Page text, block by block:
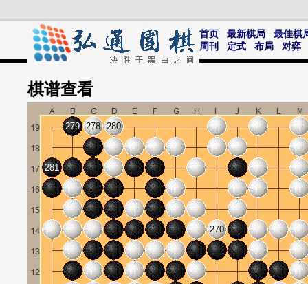
首页 最新棋局
最佳棋
周刊
定式 布局 对弈
棋谱查看
270
278
279 280
281